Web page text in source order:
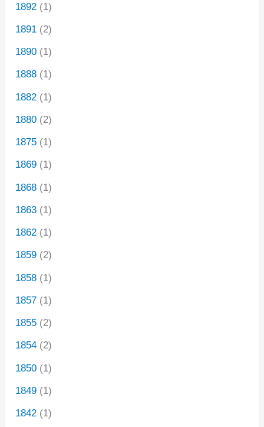
1892 (1)
1891 (2)
1890 (1)
1888 (1)
1882 (1)
1880 (2)
1875 (1)
1869 (1)
1868 (1)
1863 (1)
1862 (1)
1859 (2)
1858 (1)
1857 (1)
1855 (2)
1854 (2)
1850 (1)
1849 (1)
1842 (1)